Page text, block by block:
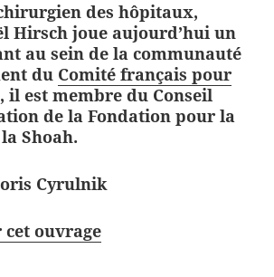
des hôpitaux,
Hirsch joue aujourd’hui un
au sein de la communauté
du Comité français pour
, il est membre du Conseil
de la Fondation pour la
Shoah.
Cyrulnik
cet ouvrage